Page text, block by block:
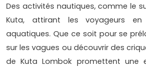
Des activités nautiques, comme le
Kuta, attirant les voyageurs en
aquatiques. Que ce soit pour se
sur les vagues ou découvrir des
de Kuta Lombok promettent une